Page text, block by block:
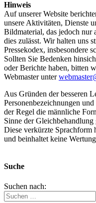
Hinweis
Auf unserer Website
unsere Aktivitäten, Dienste
Bildmaterial, das jedoch nur
dies zulässt. Wir halten uns
Pressekodex, insbesondere
Sollten Sie Bedenken
oder Berichte haben, bitten
Webmaster unter
Aus Gründen der besseren
Personenbezeichnungen
der Regel die männliche
Sinne der
Diese verkürzte Sprachform
und beinhaltet keine
Suche
Suchen nach: